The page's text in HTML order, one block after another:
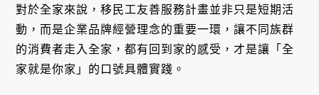
對於全家來說，移民工友善服務計畫並非只是短期活
動，而是企業品牌經營理念的重要一環，讓不同族群
的消費者走入全家，都有回到家的感受，才是讓「全
家就是你家」的口號具體實踐。